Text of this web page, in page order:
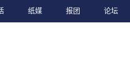
纸媒 报团 论坛